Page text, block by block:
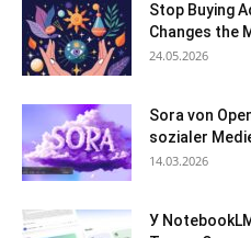
Stop Buying
Changes the
24.05.2026
Sora von
sozialer
14.03.2026
У